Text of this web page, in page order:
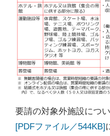
要請の対象外施設につい
[PDFファイル／544KB]